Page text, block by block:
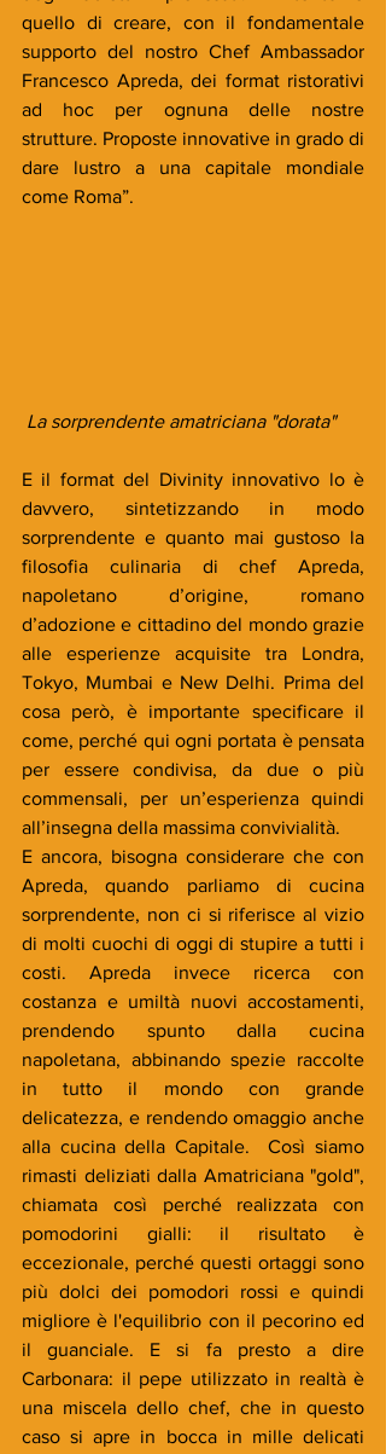
quello di creare, con il fondamentale
supporto del nostro Chef Ambassador
Francesco Apreda, dei format ristorativi
ad hoc per ognuna delle nostre
strutture. Proposte innovative in grado di
dare lustro a una capitale mondiale
come Roma”.
La sorprendente amatriciana "dorata"
E il format del Divinity innovativo lo è
davvero, sintetizzando in modo
sorprendente e quanto mai gustoso la
filosofia culinaria di chef Apreda,
napoletano d’origine, romano
d’adozione e cittadino del mondo grazie
alle esperienze acquisite tra Londra,
Tokyo, Mumbai e New Delhi. Prima del
cosa però, è importante specificare il
come, perché qui ogni portata è pensata
per essere condivisa, da due o più
commensali, per un’esperienza quindi
all’insegna della massima convivialità.
E ancora, bisogna considerare che con
Apreda, quando parliamo di cucina
sorprendente, non ci si riferisce al vizio
di molti cuochi di oggi di stupire a tutti i
costi. Apreda invece ricerca con
costanza e umiltà nuovi accostamenti,
prendendo spunto dalla cucina
napoletana, abbinando spezie raccolte
in tutto il mondo con grande
delicatezza, e rendendo omaggio anche
alla cucina della Capitale.  Così siamo
rimasti deliziati dalla Amatriciana "gold",
chiamata così perché realizzata con
pomodorini gialli: il risultato è
eccezionale, perché questi ortaggi sono
più dolci dei pomodori rossi e quindi
migliore è l'equilibrio con il pecorino ed
il guanciale. E si fa presto a dire
Carbonara: il pepe utilizzato in realtà è
una miscela dello chef, che in questo
caso si apre in bocca in mille delicati